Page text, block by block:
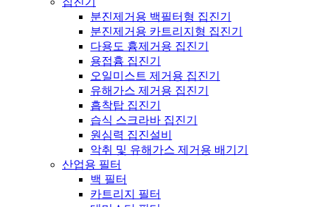
분진제거용 백필터형 집진기
분진제거용 카트리지형 집진기
다용도 흄제거용 집진기
용접흄 집진기
오일미스트 제거용 집진기
유해가스 제거용 집진기
흡착탑 집진기
습식 스크라바 집진기
원심력 집진설비
악취 및 유해가스 제거용 배기기
산업용 필터
백 필터
카트리지 필터